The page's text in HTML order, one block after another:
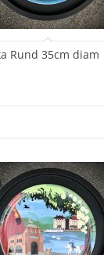
Rund 35cm diam